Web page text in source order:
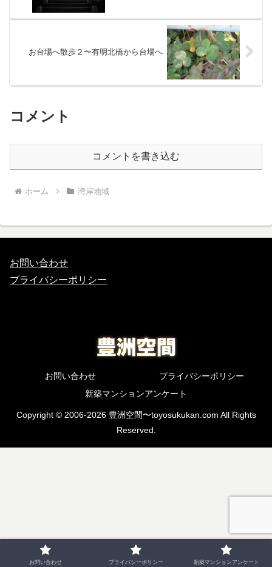
お台場へ散歩２〜有明北橋から台場へ
コメント
コメントを書き込む
ホーム 湾岸地域
お問い合わせ
プライバシーポリシー
お問い合わせ
プライバシーポリシー
新築マンションアンケート
Copyright © 2006-2026 豊洲空間〜toyosukukan.com All Rights
Reserved.
お問い合わせ プライバシーポリシー 新築マンションアンケート